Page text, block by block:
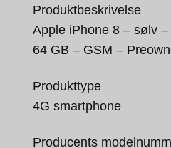
Produktbeskrivelse
Apple iPhone 8 – sølv
64 GB – GSM –
Produkttype
4G smartphone
Producents